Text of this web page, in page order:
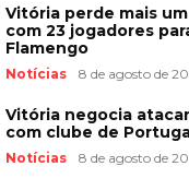
Vitória perde mais
com 23 jogadores
Flamengo
Notícias 8 de agosto de
Vitória negocia
com clube de
Notícias 8 de agosto de